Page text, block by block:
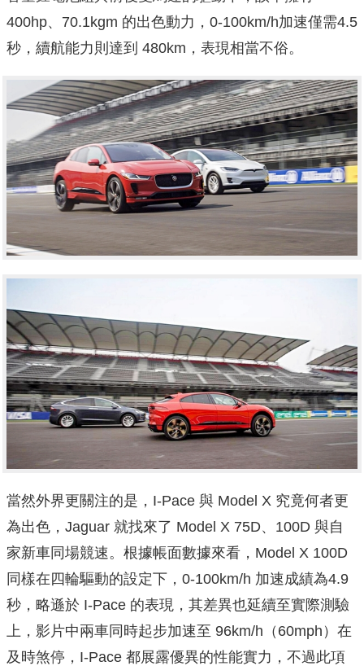
400hp、70.1kgm 的出色動力，0-100km/h加速僅需4.5
秒，續航能力則達到 480km，表現相當不俗。
當然外界更關注的是，I-Pace 與 Model X 究竟何者更
為出色，Jaguar 就找來了 Model X 75D、100D 與自
家新車同場競速。根據帳面數據來看，Model X 100D
同樣在四輪驅動的設定下，0-100km/h 加速成績為4.9
秒，略遜於 I-Pace 的表現，其差異也延續至實際測驗
上，影片中兩車同時起步加速至 96km/h（60mph）在
及時煞停，I-Pace 都展露優異的性能實力，不過此項